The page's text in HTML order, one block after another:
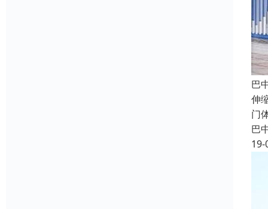
巴
伸
门
巴
19-